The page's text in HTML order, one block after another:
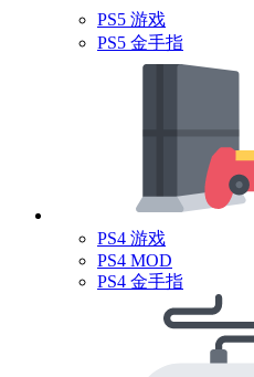
PS5 游戏
PS5 金手指
PS4 游戏
PS4 MOD
PS4 金手指